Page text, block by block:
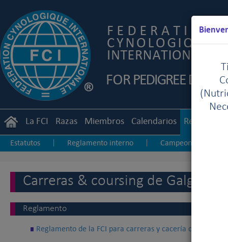
La FCI Razas Miembros Calendarios
Estatutos Reglamento interno
Campeonato
Carreras & coursing de Galgos
Reglamento
Reglamento de la FCI para carreras y cacería con